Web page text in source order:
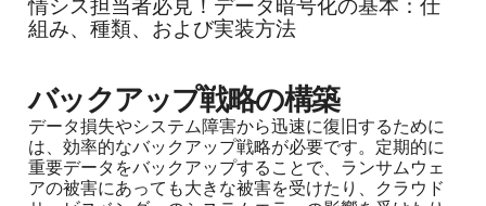
情シス担当者必見！データ暗号化の基本：仕
組み、種類、および実装方法
バックアップ戦略の構築
データ損失やシステム障害から迅速に復旧するために
は、効率的なバックアップ戦略が必要です。定期的に
重要データをバックアップすることで、ランサムウェ
アの被害にあっても大きな被害を受けたり、クラウド